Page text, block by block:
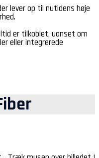
lever op til nutidens høje
er tilkoblet, uanset om
eller integrerede